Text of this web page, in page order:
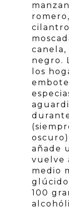
negro.
los
añade
vuelve
medio
100